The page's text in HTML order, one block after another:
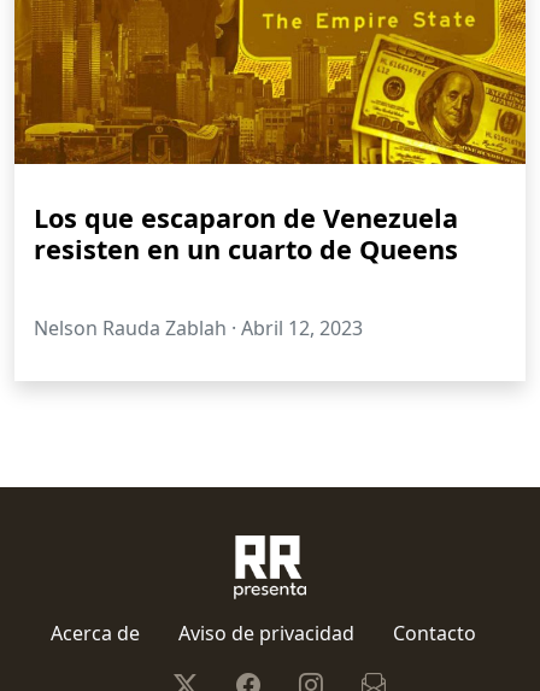
Los que escaparon de Venezuela
resisten en un cuarto de Queens
Nelson Rauda Zablah · Abril 12, 2023
Acerca de Aviso de privacidad Contacto